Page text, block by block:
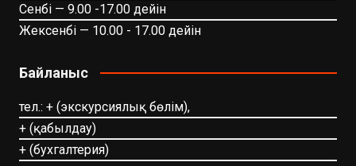
Сенбі — 9.00 -17.00 дейін
Жексенбі — 10.00 - 17.00 дейін
Байланыс
тел.: + (экскурсиялық бөлім),
+ (қабылдау)
+ (бухгалтерия)